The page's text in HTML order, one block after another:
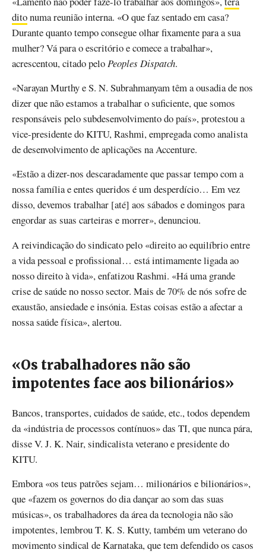
ditonuma reunião interna. «O que faz sentado em casa?
Durante quanto tempo consegue olhar fixamente para a sua
mulher? Vá para o escritório e comece a trabalhar»,
acrescentou, citado peloPeoples Dispatch.
«Narayan Murthy e S. N. Subrahmanyam têm a ousadia de nos
dizer que não estamos a trabalhar o suficiente, que somos
responsáveis ​​pelo subdesenvolvimento do país», protestou a
vice-presidente do KITU, Rashmi, empregada como analista
de desenvolvimento de aplicações na Accenture.
«Estão a dizer-nos descaradamente que passar tempo com a
nossa família e entes queridos é um desperdício… Em vez
disso, devemos trabalhar [até] aos sábados e domingos para
engordar as suas carteiras e morrer», denunciou.
A reivindicação do sindicato pelo «direito ao equilíbrio entre
a vida pessoal e profissional… está intimamente ligada ao
nosso direito à vida», enfatizou Rashmi. «Há uma grande
crise de saúde no nosso sector. Mais de 70% de nós sofre de
exaustão, ansiedade e insónia. Estas coisas estão a afectar a
nossa saúde física», alertou.
«Os trabalhadores não são
impotentes face aos bilionários»
Bancos, transportes, cuidados de saúde, etc., todos dependem
da «indústria de processos contínuos» das TI, que nunca pára,
disse V. J. K. Nair, sindicalista veterano e presidente do
KITU.
Embora «os teus patrões sejam… milionários e bilionários»,
que «fazem os governos do dia dançar ao som das suas
músicas», os trabalhadores da área da tecnologia não são
impotentes, lembrou T. K. S. Kutty, também um veterano do
movimento sindical de Karnataka, que tem defendido os casos